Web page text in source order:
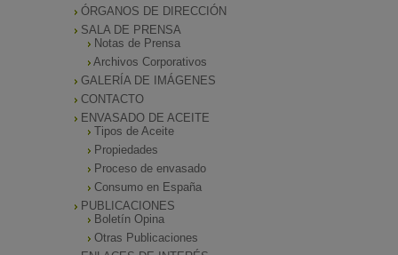
ÓRGANOS DE DIRECCIÓN
SALA DE PRENSA
Notas de Prensa
Archivos Corporativos
GALERÍA DE IMÁGENES
CONTACTO
ENVASADO DE ACEITE
Tipos de Aceite
Propiedades
Proceso de envasado
Consumo en España
PUBLICACIONES
Boletín Opina
Otras Publicaciones